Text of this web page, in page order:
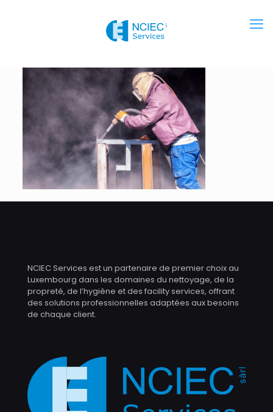
NCIEC Services est un partenaire de premier choix au
Luxembourg dans les domaines du nettoyage, de la
propreté, de l’hygiène et des facility services, offrant
des solutions professionnelles adaptées aux besoins
de chaque client.